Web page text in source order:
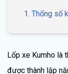
1. Thống số
Lốp xe Kumho là
được thành lập